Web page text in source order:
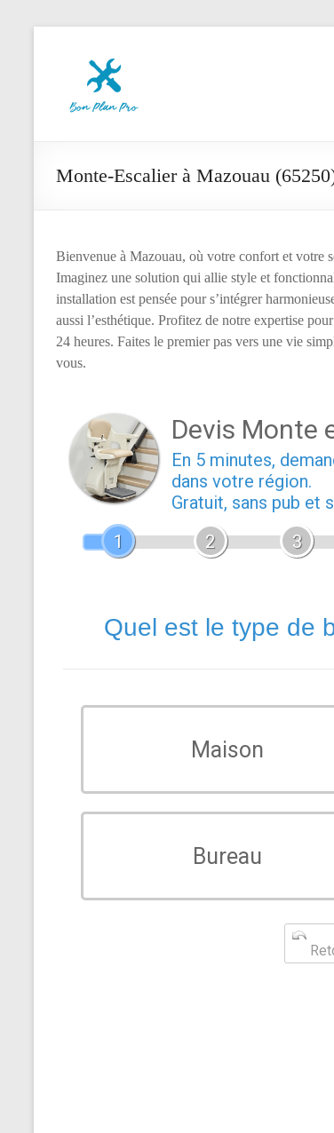
Bon
Plan
Monte-Escalier à Mazouau
Bienvenue à Mazouau, où votre confort et votre
Imaginez une solution qui allie style et
installation est pensée pour s’intégrer
aussi l’esthétique. Profitez de notre expertise
24 heures. Faites le premier pas vers une vie
vous.
Devis Monte
En 5 minutes,
dans votre région.
Gratuit, sans pub et
1
2 3
Quel est le type de
Maison
Bureau